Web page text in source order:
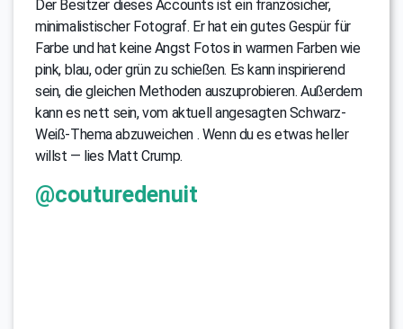
Der Besitzer dieses Accounts ist ein französicher,
minimalistischer Fotograf. Er hat ein gutes Gespür für
Farbe und hat keine Angst Fotos in warmen Farben wie
pink, blau, oder grün zu schießen. Es kann inspirierend
sein, die gleichen Methoden auszuprobieren. Außerdem
kann es nett sein, vom aktuell angesagten Schwarz-
Weiß-Thema abzuweichen . Wenn du es etwas heller
willst — lies Matt Crump.
@couturedenuit